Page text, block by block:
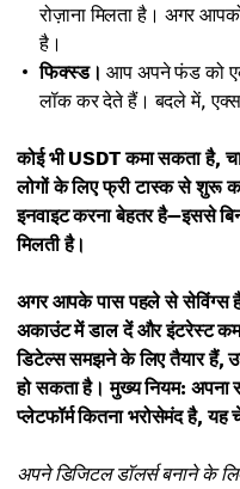
रोज़ाना मिलता है। अगर
है।
फिक्स्ड। आप अपने फंड को
लॉक कर देते हैं। बदले में,
कोई भी USDT कमा सकता है,
लोगों के लिए फ्री टास्क से शुरू
इनवाइट करना बेहतर है—इससे
मिलती है।
अगर आपके पास पहले से सेविंग्स
अकाउंट में डाल दें और इंटरेस्ट
डिटेल्स समझने के लिए तैयार हैं,
हो सकता है। मुख्य नियम: अपना
प्लेटफॉर्म कितना भरोसेमंद है,
अपने डिजिटल डॉलर्स बनाने के